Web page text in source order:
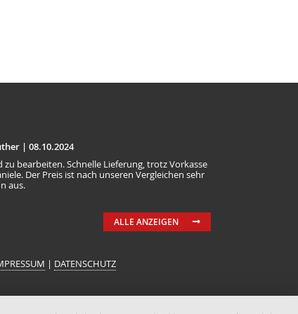
| 08.10.2024
bearbeiten. Schnelle Lieferung, trotz Vorkasse
Der Preis ist nach unseren Vergleichen sehr
aus.
ALLE ANZEIGEN
| DATENSCHUTZ